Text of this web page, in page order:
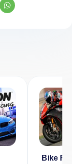
Bike